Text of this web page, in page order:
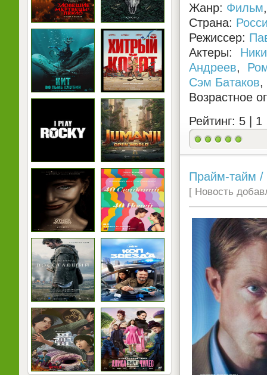
Жанр: Фильм
Страна:
Режиссер:
Актеры:
Андреев,
Сэм Батаков,
Возрастное
Рейтинг: 5 | 1
Прайм-тайм /
[ Новость